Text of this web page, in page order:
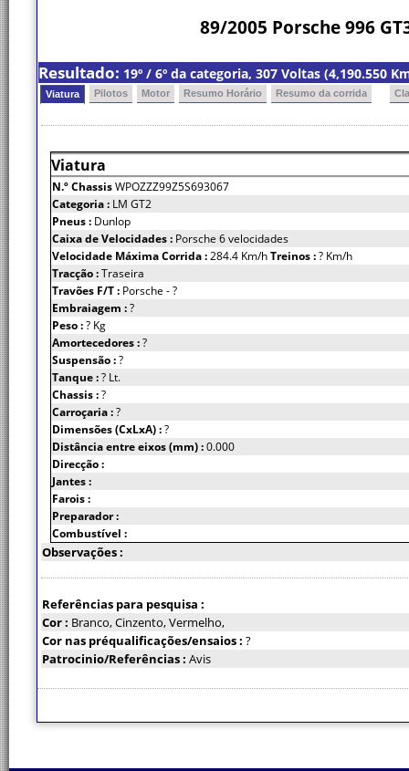
89/2005 Porsche 996
Resultado: 19º / 6º da categoria, 307 Voltas (4,190.550
Viatura Pilotos Motor Resumo Horário Resumo da corrida
Viatura
N.º ChassisWPOZZZ99Z5S693067
Categoria : LM GT2
Pneus : Dunlop
Caixa de Velocidades : Porsche 6 velocidades
Velocidade Máxima Corrida :284.4 Km/hTreinos :? Km/h
Tracção :Traseira
Travões F/T : Porsche - ?
Embraiagem :?
Peso :? Kg
Amortecedores :?
Suspensão :?
Tanque :? Lt.
Chassis :?
Carroçaria :?
Dimensões (CxLxA) :?
Distância entre eixos (mm) :0.000
Direcção :
Jantes :
Farois :
Preparador :
Combustível :
Observações :
Referências para pesquisa :
Cor : Branco, Cinzento, Vermelho,
Cor nas préqualificações/ensaios : ?
Patrocinio/Referências : Avis